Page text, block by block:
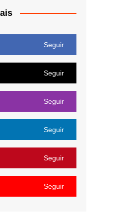
Seguir
Seguir
Seguir
Seguir
Seguir
Seguir